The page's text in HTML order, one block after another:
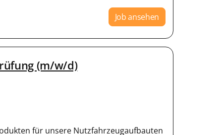
Job ansehen
(m/w/d)
für unsere Nutzfahrzeugaufbauten